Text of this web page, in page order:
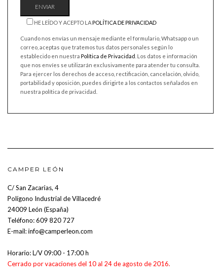
HE LEÍDO Y ACEPTO LAPOLÍTICA DE PRIVACIDAD
Cuando nos envías un mensaje mediante el formulario, Whatsapp o un
correo, aceptas que tratemos tus datos personales según lo
establecido en nuestra Política de Privacidad . Los datos e información
que nos envíes se utilizarán exclusivamente para atender tu consulta.
Para ejercer los derechos de acceso, rectificación, cancelación, olvido,
portabilidad y oposición, puedes dirigirte a los contactos señalados en
nuestra política de privacidad.
CAMPER LEÓN
C/ San Zacarias, 4
Polígono Industrial de Villacedré
24009 León (España)
Teléfono:609 820 727
E-mail:info@camperleon.com
Horario: L/V 09:00 - 17:00 h
Cerrado por vacaciones del 10 al 24 de agosto de 2016.